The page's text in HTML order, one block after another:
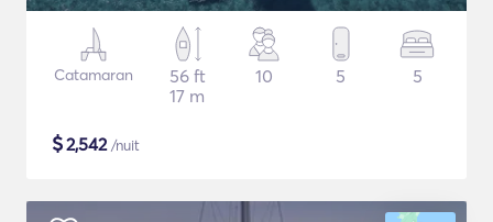
Catamaran
56 ft
17 m
10 5 5
$2,542/nuit